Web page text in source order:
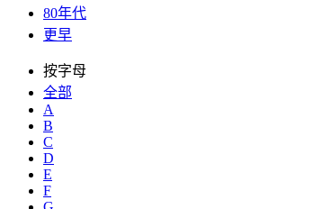
80年代
更早
按字母
全部
A
B
C
D
E
F